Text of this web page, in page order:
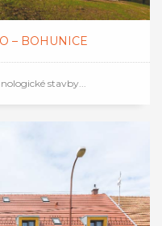
– BOHUNICE
stavby...